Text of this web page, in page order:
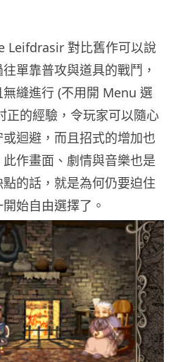
Leifdrasir 對比舊作可以說
單靠普攻與道具的戰鬥，
縫進行 (不用開 Menu 選
正的經驗，令玩家可以隨心
迴避，而且招式的增加也
作畫面、劇情與音樂也是
的話，就是為何仍要迫住
始自由選擇了。